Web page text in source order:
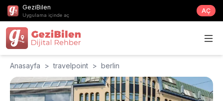
GeziBilen
Uygulama içinde aç
AÇ
Anasayfa > travelpoint > berlin